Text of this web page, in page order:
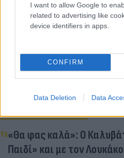
I want to allow Google to
related to advertising like
device identifiers in apps.
CONFIRM
Data Deletion Data
Κάνε κλικ και δες
Διάβασε σχετικά
«Θα φας καλά»: Ο
Παιδί» και με τον